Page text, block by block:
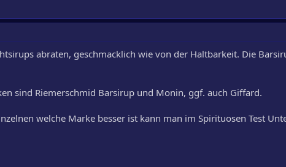
abraten, geschmacklich wie von der Haltbarkeit. Die
sind Riemerschmid Barsirup und Monin, ggf. auch Giffard.
welche Marke besser ist kann man im Spirituosen Test